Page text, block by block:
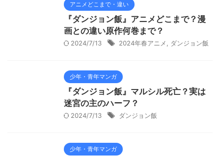
アニメどこまで・違い
『ダンジョン飯』アニメどこまで？漫
画との違い原作何巻まで？
2024/7/13 2024年春アニメ ダンジョン飯
少年・青年マンガ
『ダンジョン飯』マルシル死亡？実は
迷宮の主のハーフ？
2024/7/13 ダンジョン飯
少年・青年マンガ